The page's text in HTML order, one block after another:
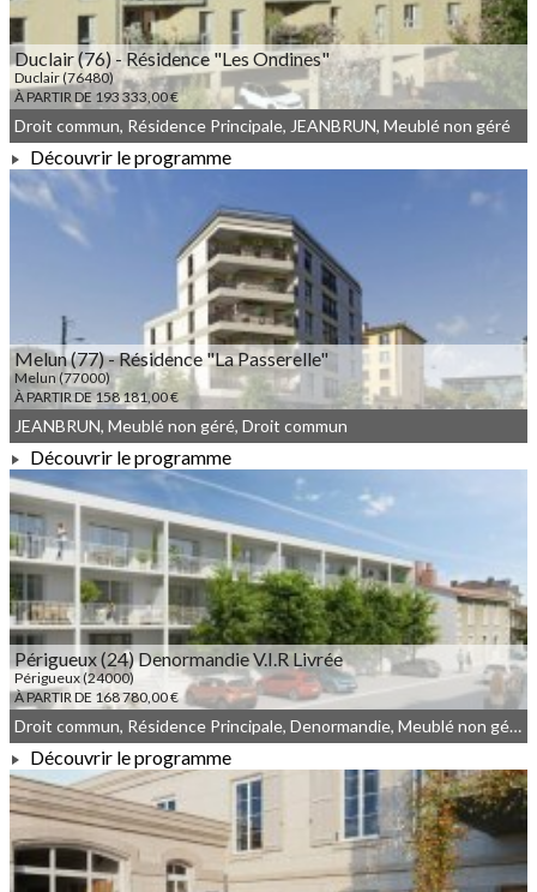
Duclair (76) - Résidence "Les Ondines"
Duclair (76480)
À PARTIR DE 193 333,00 €
À PARTIR DE 193 333,00 €
Droit commun, Résidence Principale, JEANBRUN, Meublé non géré
Découvrir le programme
Melun (77) - Résidence "La Passerelle"
Melun (77000)
À PARTIR DE 158 181,00 €
À PARTIR DE 158 181,00 €
JEANBRUN, Meublé non géré, Droit commun
Découvrir le programme
Périgueux (24) Denormandie V.I.R Livrée
Périgueux (24000)
À PARTIR DE 168 780,00 €
À PARTIR DE 168 780,00 €
Droit commun, Résidence Principale, Denormandie, Meublé non géré
Découvrir le programme